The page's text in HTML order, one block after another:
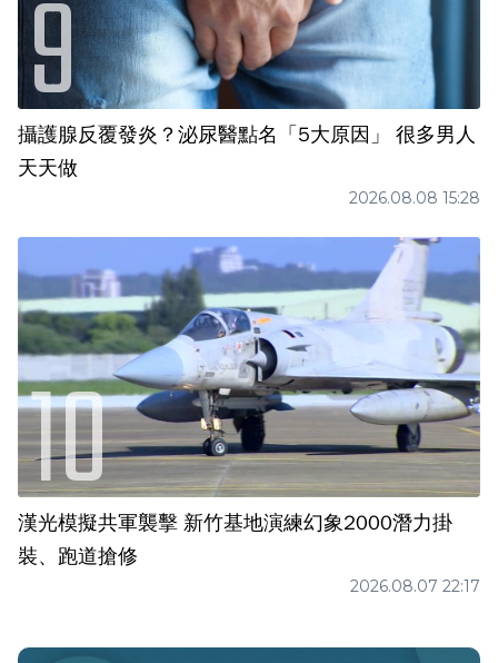
攝護腺反覆發炎？泌尿醫點名「5大原因」 很多男人
天天做
2026.08.08 15:28
漢光模擬共軍襲擊 新竹基地演練幻象2000潛力掛
裝、跑道搶修
2026.08.07 22:17